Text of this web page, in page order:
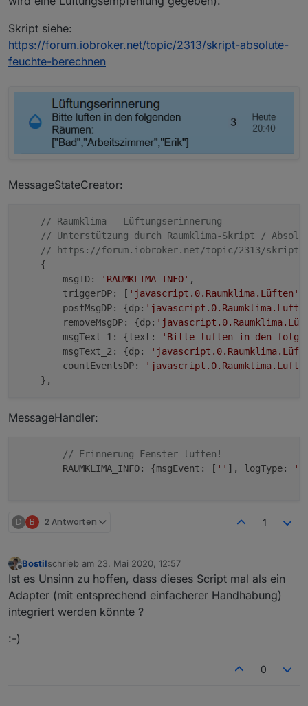
removeMsgDP:
    },
Skript siehe:
https://forum.iobroker.net/topic/2313/skript-absolute-
feuchte-berechnen
MessageStateCreator:
// Raumklima - Lüftungserinnerung
// Unterstützung durch Raumklima-Skript /
// https://forum.iobroker.net/topic/2313/skript-
    {
        msgID:
'RAUMKLIMA_INFO' ,
        triggerDP: [
'javascript.0.Raumklima.Lüften'
        postMsgDP: {dp:
        removeMsgDP: {dp:
        msgText_1: {text:
'Bitte lüften in den
        msgText_2: {dp:
        countEventsDP:
MessageHandler:
// Erinnerung Fenster lüften!
        RAUMKLIMA_INFO: {msgEvent: [
'' ], logType:
D B 2 Antworten 1
Offline
Bostilschrieb am 23. Mai 2020, 12:57
zuletzt editiert von
Ist es Unsinn zu hoffen, dass dieses Script mal als ein
Adapter (mit entsprechend einfacherer Handhabung)
integriert werden könnte ?
:-)
0